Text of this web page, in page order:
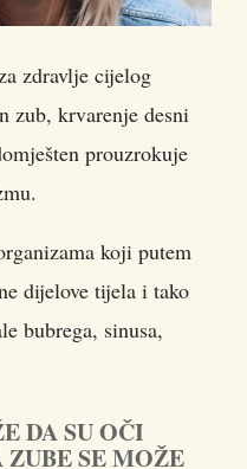
zdravlje cijelog
zub, krvarenje desni
prouzrokuje
koji putem
dijelove tijela i tako
bubrega, sinusa,
DA SU OČI
SE MOŽE